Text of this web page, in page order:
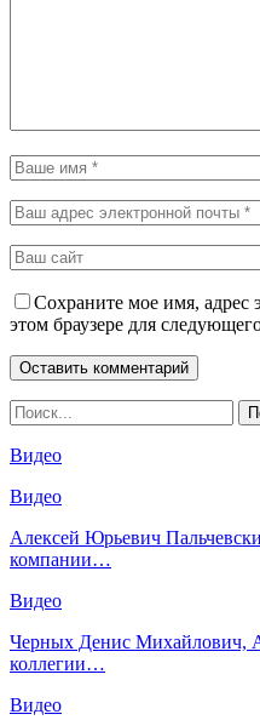
Сохраните мое имя, адрес
этом браузере для
Видео
Видео
Алексей Юрьевич
компании…
Видео
Черных Денис Михайлович,
коллегии…
Видео